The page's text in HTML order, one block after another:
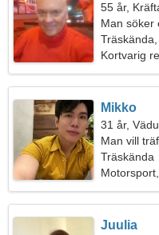
55 år,
Man söker
Kortvarig
Mikko
31 år,
Man vill
Träskända
Juulia